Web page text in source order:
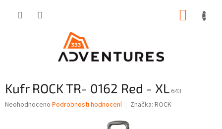
Kufr ROCK TR- 0162 Red - XL 643
Průměrné
Neohodnoceno Podrobnosti hodnocení Značka: ROCK